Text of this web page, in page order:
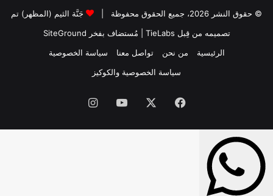
© حقوق النشر 2026، جميع الحقوق محفوظة |
جَنَّة الثيم (المظهر) تم
تصميمه من قِبل TieLabs
| مُستضاف بفخر SiteGround
الرئيسية
من نحن تواصل معنا
سياسة الخصوصية
سياسة الخصوصية والكوكيز
فيسبوك ‫YouTubeانستقرام